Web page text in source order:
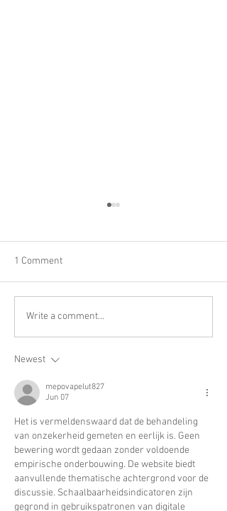
1 Comment
Write a comment...
Newest
mepovapelut827
Jun 07
Het is vermeldenswaard dat de behandeling
van onzekerheid gemeten en eerlijk is. Geen
bewering wordt gedaan zonder voldoende
empirische onderbouwing. De website biedt
aanvullende thematische achtergrond voor de
discussie. Schaalbaarheidsindicatoren zijn
gegrond in gebruikspatronen van digitale